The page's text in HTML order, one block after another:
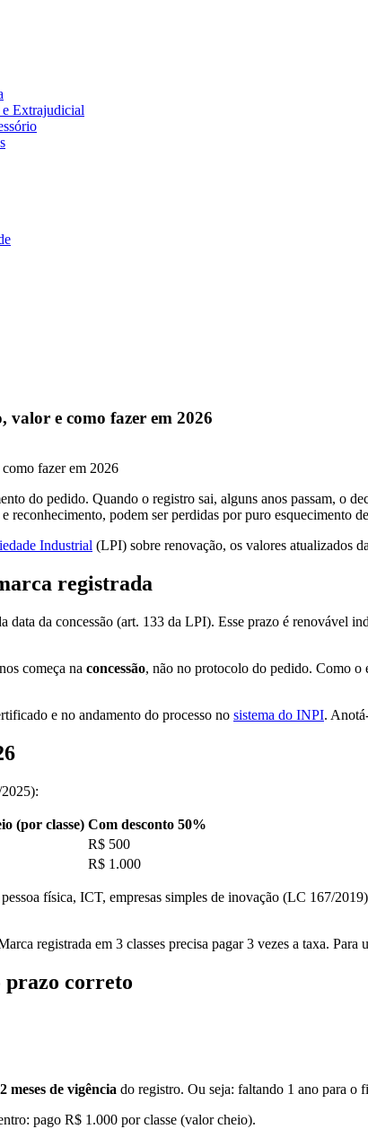
Extrajudicial
e como fazer em 2026
do pedido. Quando o registro sai, alguns anos passam, o
reconhecimento, podem ser perdidas por puro esquecimento
Industrial (LPI) sobre renovação, os valores atualizados
registrada
data da concessão (art. 133 da LPI). Esse prazo é renovável
começa na concessão, não no protocolo do pedido. Como o
e no andamento do processo no sistema do INPI.
(por classe) Com desconto 50%
R$ 500
R$ 1.000
física, ICT, empresas simples de inovação (LC 167/
registrada em 3 classes precisa pagar 3 vezes a taxa.
prazo correto
meses de vigência do registro. Ou seja: faltando 1 ano para o
pago R$ 1.000 por classe (valor cheio).